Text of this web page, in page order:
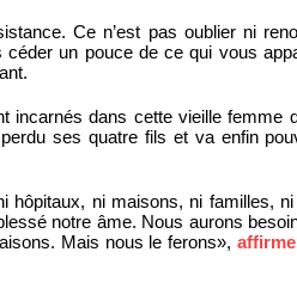
Ce n’est pas oublier ni
céder un pouce de ce qui vous
incarnés dans cette vieille femme
ses quatre fils et va enfin
hôpitaux, ni maisons, ni familles,
notre âme. Nous aurons
Mais nous le ferons», affirme